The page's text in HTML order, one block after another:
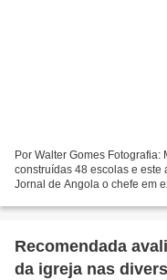
Por Walter Gomes
construídas 48 escolas e este
Jornal de Angola o chefe em
Recomendada
da igreja nas